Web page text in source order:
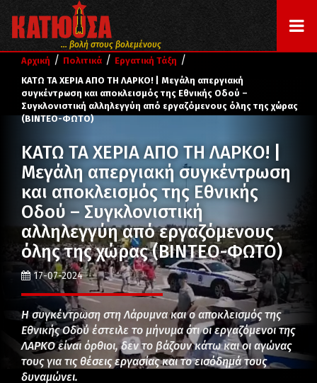
... βολή στους βολεμένους
Αρχική / Πολιτικά / Εργατική Τάξη /
ΚΑΤΩ ΤΑ ΧΕΡΙΑ ΑΠΟ ΤΗ ΛΑΡΚΟ! | Μεγάλη απεργιακή
συγκέντρωση και αποκλεισμός της Εθνικής Οδού –
Συγκλονιστική αλληλεγγύη από εργαζόμενους όλης της χώρας
(ΒΙΝΤΕΟ-ΦΩΤΟ)
ΚΑΤΩ ΤΑ ΧΕΡΙΑ ΑΠΟ ΤΗ ΛΑΡΚΟ! |
Μεγάλη απεργιακή συγκέντρωση
και αποκλεισμός της Εθνικής
Οδού – Συγκλονιστική
αλληλεγγύη από εργαζόμενους
όλης της χώρας (ΒΙΝΤΕΟ-ΦΩΤΟ)
17-07-2024
Η συγκέντρωση στη Λάρυμνα και ο αποκλεισμός της
Εθνικής Οδού έστειλε το μήνυμα ότι οι εργαζόμενοι της
ΛΑΡΚΟ είναι όρθιοι, δεν το βάζουν κάτω και οι αγώνας
τους για τις θέσεις εργασίας και το εισόδημά τους
δυναμώνει.